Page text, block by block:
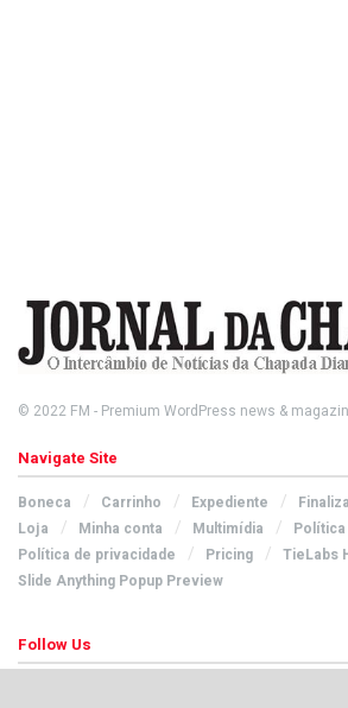
© 2022 FM - Premium WordPress news &
Navigate Site
Boneca Carrinho Expediente
Loja
Minha conta Multimídia
Política de privacidade
Pricing
TieLabs
Slide Anything Popup Preview
Follow Us